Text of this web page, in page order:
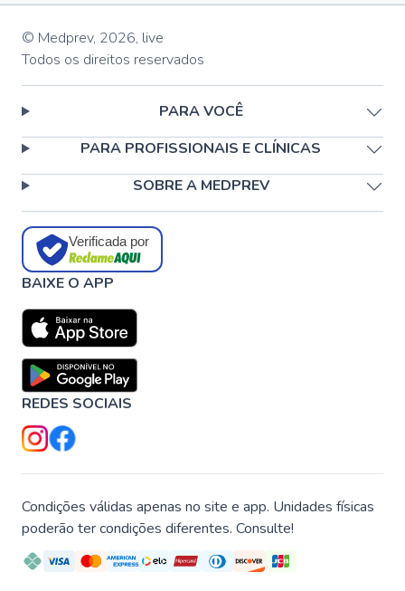
© Medprev, 2026, live
Todos os direitos reservados
PARA VOCÊ
PARA PROFISSIONAIS E CLÍNICAS
SOBRE A MEDPREV
Verificada por
BAIXE O APP
REDES SOCIAIS
Condições válidas apenas no site e app. Unidades físicas
poderão ter condições diferentes. Consulte!